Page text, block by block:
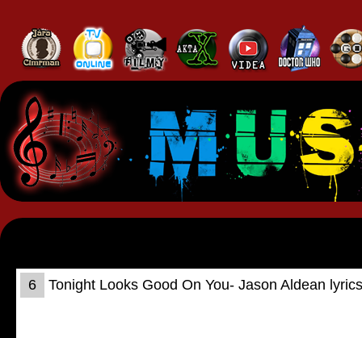
6 Tonight Looks Good On You- Jason Aldean lyrics